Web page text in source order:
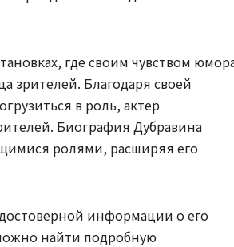
где своим чувством
зрителей. Благодаря своей
в роль, актер
Биография Дубравина
ролями, расширяя его
информации о его
найти подробную